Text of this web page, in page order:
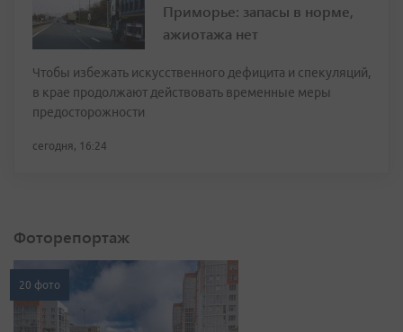
Приморье: запасы в норме,
ажиотажа нет
Чтобы избежать искусственного дефицита и спекуляций,
в крае продолжают действовать временные меры
предосторожности
сегодня, 16:24
Фоторепортаж
20 фото